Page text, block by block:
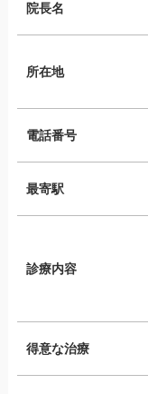
院長名
所在地
電話番号
最寄駅
診療内容
得意な治療